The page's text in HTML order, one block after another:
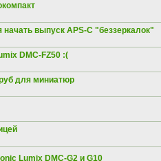
выпуск APS-C "беззеркалок"
DMC-FZ50 :(
для миниатюр
Lumix DMC-G2 и G10